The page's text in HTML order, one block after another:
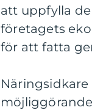
att uppfylla
företagets
för att fatta